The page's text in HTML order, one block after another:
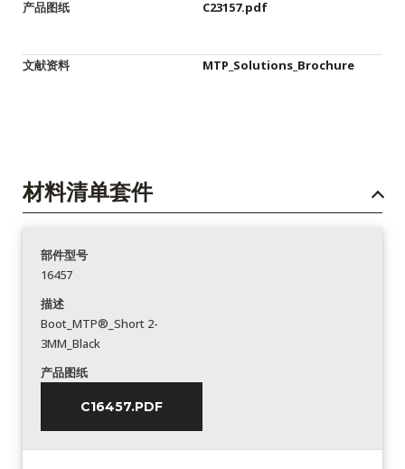
产品图纸 C23157.pdf
文献资料 MTP_Solutions_Brochure
材料清单套件
部件型号
16457
描述
Boot_MTP®_Short 2-
3MM_Black
产品图纸
C16457.PDF